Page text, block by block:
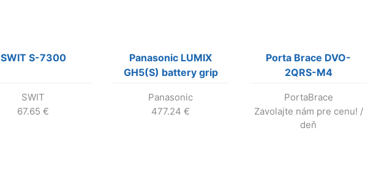
SWIT S-7300
SWIT
67.65€
Panasonic LUMIX
GH5(S) battery grip
Panasonic
477.24€
Porta Brace DVO-
2QRS-M4
PortaBrace
Zavolajte nám pre cenu! /
deň